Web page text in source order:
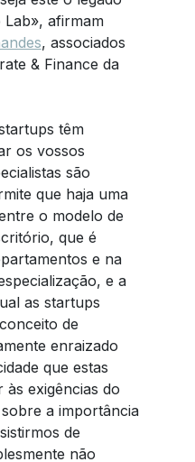
Lab», afirmam
, associados
& Finance da
têm
os vossos
são
que haja uma
o modelo de
que é
e na
e a
as startups
de
enraizado
que estas
às exigências do
a importância
de
não